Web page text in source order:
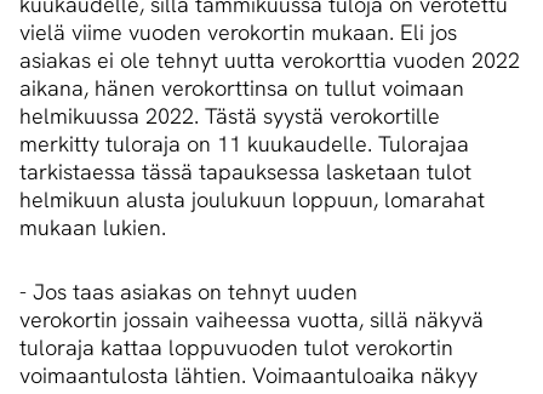
vielä viime vuoden verokortin mukaan. Eli jos
asiakas ei ole tehnyt uutta verokorttia vuoden 2022
aikana, hänen verokorttinsa on tullut voimaan
helmikuussa 2022. Tästä syystä verokortille
merkitty tuloraja on 11 kuukaudelle. Tulorajaa
tarkistaessa tässä tapauksessa lasketaan tulot
helmikuun alusta joulukuun loppuun, lomarahat
mukaan lukien.
- Jos taas asiakas on tehnyt uuden
verokortin jossain vaiheessa vuotta, sillä näkyvä
tuloraja kattaa loppuvuoden tulot verokortin
voimaantulosta lähtien. Voimaantuloaika näkyy